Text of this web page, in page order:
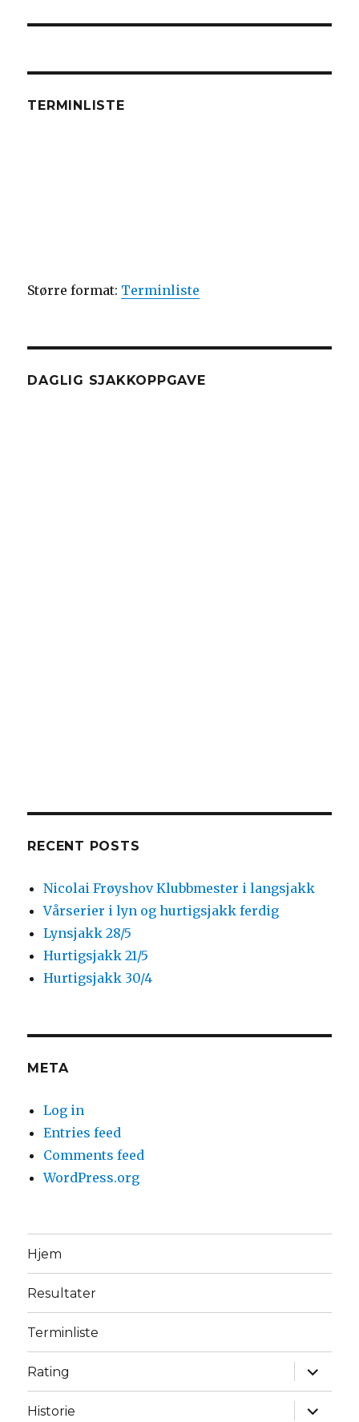
TERMINLISTE
Større format: Terminliste
DAGLIG SJAKKOPPGAVE
RECENT POSTS
Nicolai Frøyshov Klubbmester i langsjakk
Vårserier i lyn og hurtigsjakk ferdig
Lynsjakk 28/5
Hurtigsjakk 21/5
Hurtigsjakk 30/4
META
Log in
Entries feed
Comments feed
WordPress.org
Hjem
Resultater
Terminliste
Rating
expand
child
menu
Historie
expand